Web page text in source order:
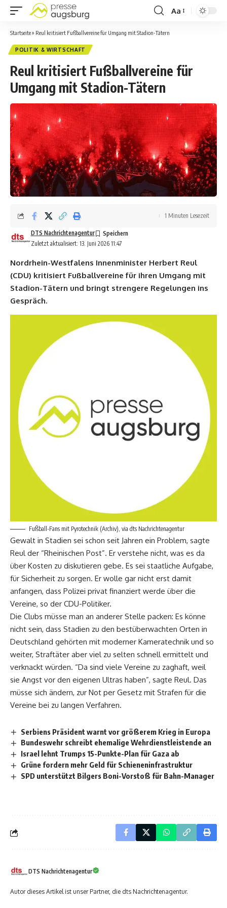
Aa
Startseite» Reul kritisiert Fußballvereine für Umgang mit Stadion-Tätern
POLITIK & WIRTSCHAFT
Reul kritisiert Fußballvereine für
Umgang mit Stadion-Tätern
Zuletzt aktualisiert: 13. Juni 2026 11:47
DTS Nachrichtenagentur
1 Minuten Lesezeit
Nordrhein-Westfalens Innenminister Herbert Reul
(CDU) kritisiert Fußballvereine für ihren Umgang mit
Stadion-Tätern und bringt strengere Regelungen ins
Gespräch.
Fußball-Fans mit Pyrotechnik (Archiv), via dts Nachrichtenagentur
Gewalt in Stadien sei schon seit Jahren ein Problem, sagte
Reul der “Rheinischen Post”. Er verstehe nicht, was es da
über Kosten zu diskutieren gebe. Es sei staatliche Aufgabe,
für Sicherheit zu sorgen. Er wolle gar nicht erst damit
anfangen, dass Polizei privat finanziert werde über die
Vereine, so der CDU-Politiker.
Die Clubs müsse man an anderer Stelle packen: Es könne
nicht sein, dass Stadien zu den bestüberwachten Orten in
Deutschland gehörten mit moderner Kameratechnik und so
weiter, Straftäter aber viel zu selten schnell ermittelt und
verknackt würden. “Da sind viele Vereine zu zaghaft, weil
sie Angst vor den eigenen Ultras haben”, sagte Reul. Das
müsse sich ändern, zur Not per Gesetz mit Strafen für die
Vereine bei zu langen Verfahren.
Serbiens Präsident warnt vor größerem Krieg in Europa
Bundeswehr schreibt ehemalige Wehrdienstleistende an
Israel lehnt Trumps 15-Punkte-Plan für Gaza ab
Grüne fordern mehr Geld für Schieneninfrastruktur
SPD unterstützt Bilgers Boni-Vorstoß für Bahn-Manager
DTS Nachrichtenagentur
Autor dieses Artikel ist unser Partner, die dts Nachrichtenagentur.